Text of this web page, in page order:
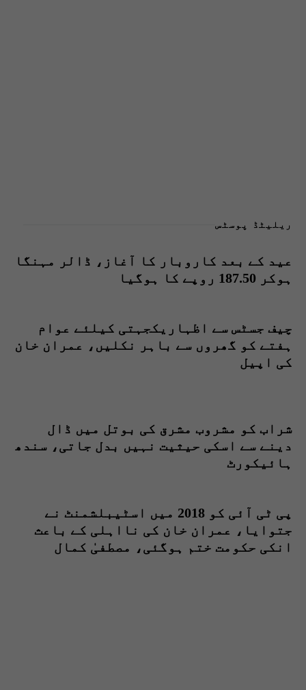
ریلیٹڈ پوسٹس
عید کے بعد کاروبار کا آغاز، ڈالر مہنگا
ہوکر 187.50 روپے کا ہوگیا
چیف جسٹس سے اظہاریکجہتی کیلئے عوام
ہفتے کو گھروں سے باہر نکلیں، عمران خان
کی اپیل
شراب کو مشروب مشرق کی بوتل میں ڈال
دینے سے اسکی حیثیت نہیں بدل جاتی، سندھ
ہائیکورٹ
پی ٹی آئی کو 2018 میں اسٹیبلشمنٹ نے
جتوایا، عمران خان کی نااہلی کے باعث
انکی حکومت ختم ہوگئی، مصطفیٰ کمال